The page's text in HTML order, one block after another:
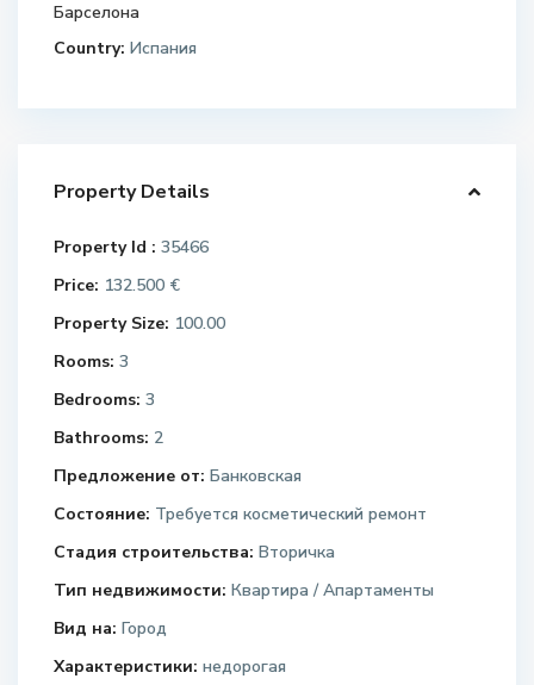
Барселона
Country: Испания
Property Details
Property Id : 35466
Price: 132.500 €
Property Size: 100.00
Rooms: 3
Bedrooms: 3
Bathrooms: 2
Предложение от: Банковская
Состояние: Требуется косметический ремонт
Стадия строительства: Вторичка
Тип недвижимости: Квартира / Апартаменты
Вид на: Город
Характеристики: недорогая